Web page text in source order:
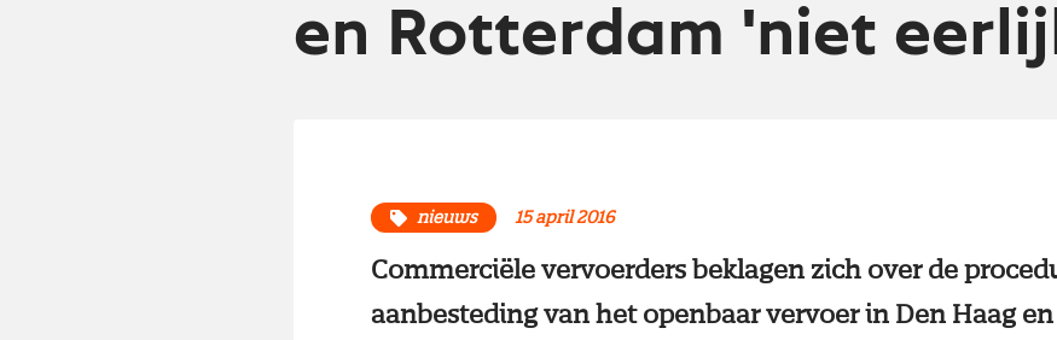
en Rotterdam 'niet
nieuws 15 april 2016
Commerciële vervoerders beklagen zich over de
aanbesteding van het openbaar vervoer in Den Haag